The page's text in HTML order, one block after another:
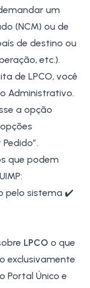
um
(NCM) ou de
de destino ou
etc.).
de LPCO, você
Administrativo.
a opção
que podem
pelo sistema ✔️
LPCO o que
exclusivamente
Portal Único e